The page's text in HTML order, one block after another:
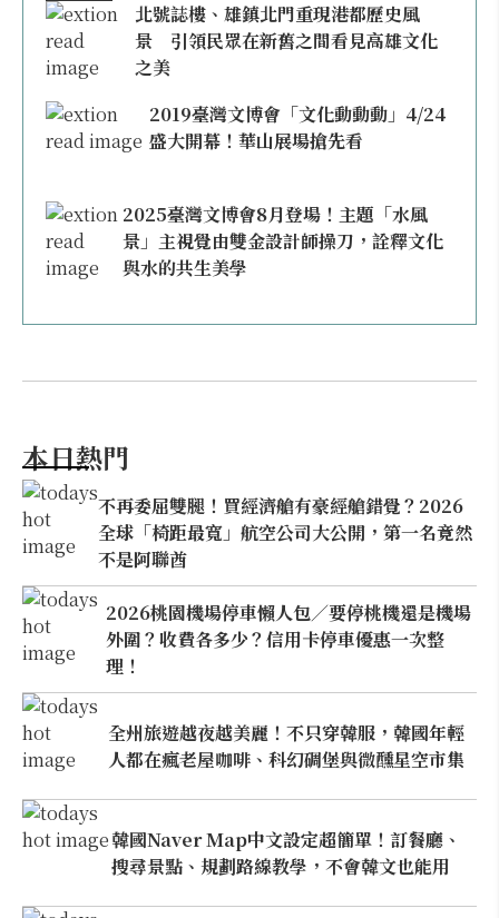
北號誌樓、雄鎮北門重現港都歷史風
景 引領民眾在新舊之間看見高雄文化
之美
2019臺灣文博會「文化動動動」4/24
盛大開幕！華山展場搶先看
2025臺灣文博會8月登場！主題「水風
景」主視覺由雙金設計師操刀，詮釋文化
與水的共生美學
本日熱門
不再委屈雙腿！買經濟艙有豪經艙錯覺？2026
全球「椅距最寬」航空公司大公開，第一名竟然
不是阿聯酋
2026桃園機場停車懶人包／要停桃機還是機場
外圍？收費各多少？信用卡停車優惠一次整
理！
全州旅遊越夜越美麗！不只穿韓服，韓國年輕
人都在瘋老屋咖啡、科幻碉堡與微醺星空市集
韓國Naver Map中文設定超簡單！訂餐廳、
搜尋景點、規劃路線教學，不會韓文也能用